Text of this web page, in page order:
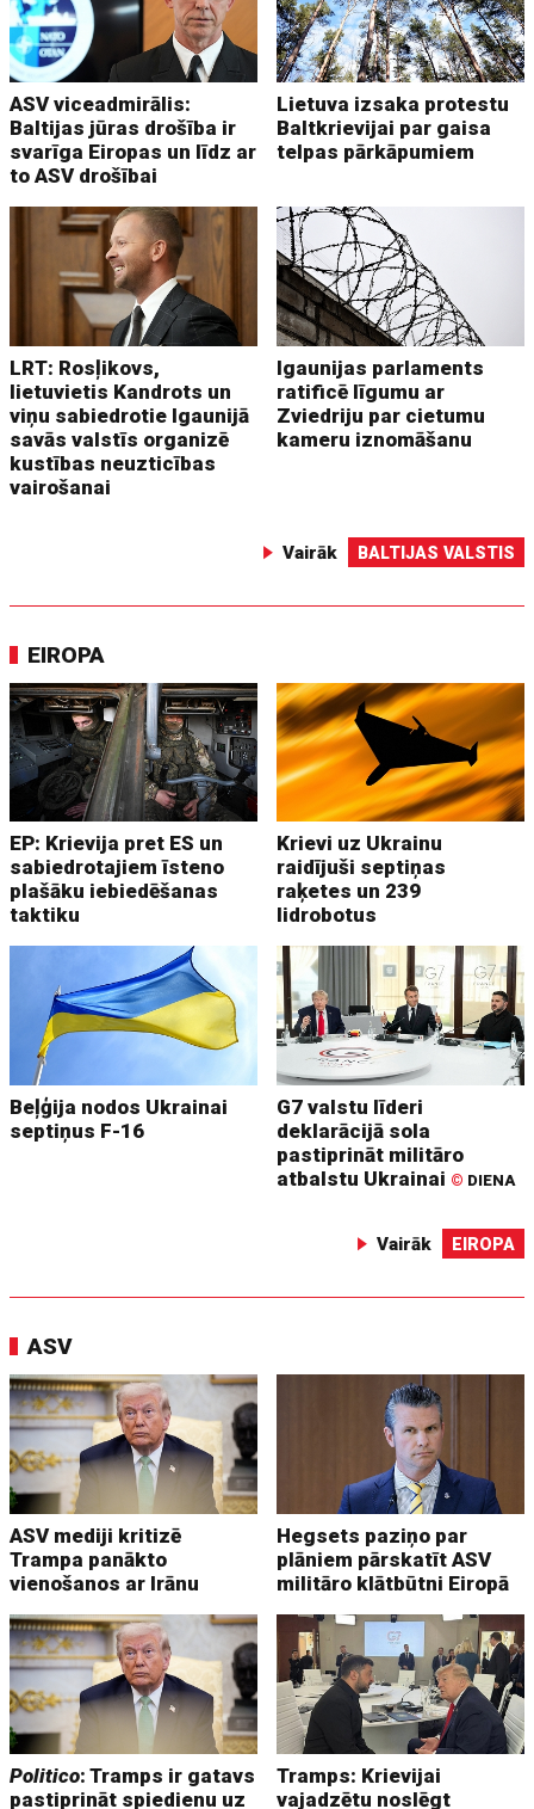
ASV viceadmirālis:
Baltijas jūras drošība ir
svarīga Eiropas un līdz ar
to ASV drošībai
Lietuva izsaka protestu
Baltkrievijai par gaisa
telpas pārkāpumiem
LRT: Rosļikovs,
lietuvietis Kandrots un
viņu sabiedrotie Igaunijā
savās valstīs organizē
kustības neuzticības
vairošanai
Igaunijas parlaments
ratificē līgumu ar
Zviedriju par cietumu
kameru iznomāšanu
Vairāk BALTIJAS VALSTIS
EIROPA
EP: Krievija pret ES un
sabiedrotajiem īsteno
plašāku iebiedēšanas
taktiku
Krievi uz Ukrainu
raidījuši septiņas
raķetes un 239
lidrobotus
Beļģija nodos Ukrainai
septiņus F-16
G7 valstu līderi
deklarācijā sola
pastiprināt militāro
atbalstu Ukrainai © DIENA
Vairāk EIROPA
ASV
ASV mediji kritizē
Trampa panākto
vienošanos ar Irānu
Hegsets paziņo par
plāniem pārskatīt ASV
militāro klātbūtni Eiropā
Politico: Tramps ir gatavs
pastiprināt spiedienu uz
Tramps: Krievijai
vajadzētu noslēgt